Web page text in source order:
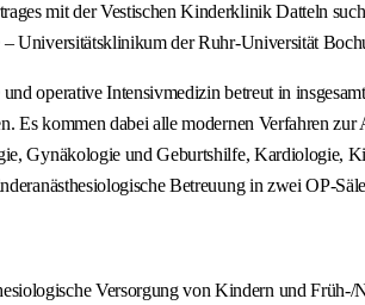
mit der Vestischen Kinderklinik Datteln
Universitätsklinikum der Ruhr-Universität
operative Intensivmedizin betreut in
Es kommen dabei alle modernen Verfahren
Gynäkologie und Geburtshilfe, Kardiologie,
Betreuung in zwei OP-
Versorgung von Kindern und